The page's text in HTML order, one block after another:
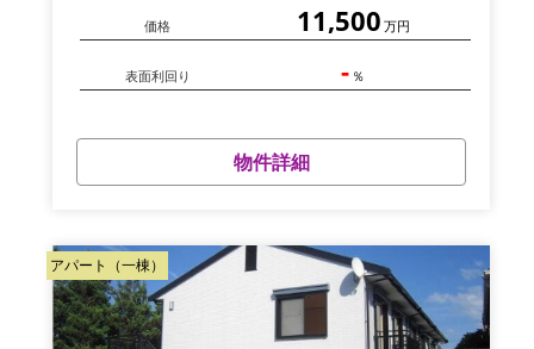
価格 11,500 万円
表面利回り - ％
物件詳細
アパート（一棟）